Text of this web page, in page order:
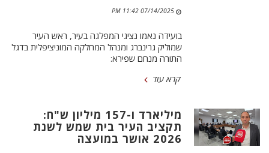
07/14/2025 11:42 PM
בועידה נאמו נציגי המפלגה בעיר, ראש העיר
שמוליק גרינברג ומנהל המחלקה המוניציפלית בדגל
התורה מנחם שפירא:
קרא עוד
מיליארד ו-157 מיליון ש"ח:
תקציב העיר בית שמש לשנת
2026 אושר במועצה